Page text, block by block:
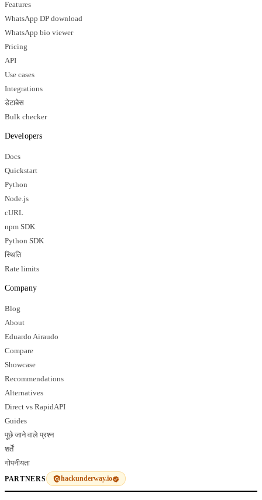
Features
WhatsApp DP download
WhatsApp bio viewer
Pricing
API
Use cases
Integrations
डेटाबेस
Bulk checker
Developers
Docs
Quickstart
Python
Node.js
cURL
npm SDK
Python SDK
स्थिति
Rate limits
Company
Blog
About
Eduardo Airaudo
Compare
Showcase
Recommendations
Alternatives
Direct vs RapidAPI
Guides
पूछे जाने वाले प्रश्न
शर्तें
गोपनीयता
PARTNERS hackunderway.io